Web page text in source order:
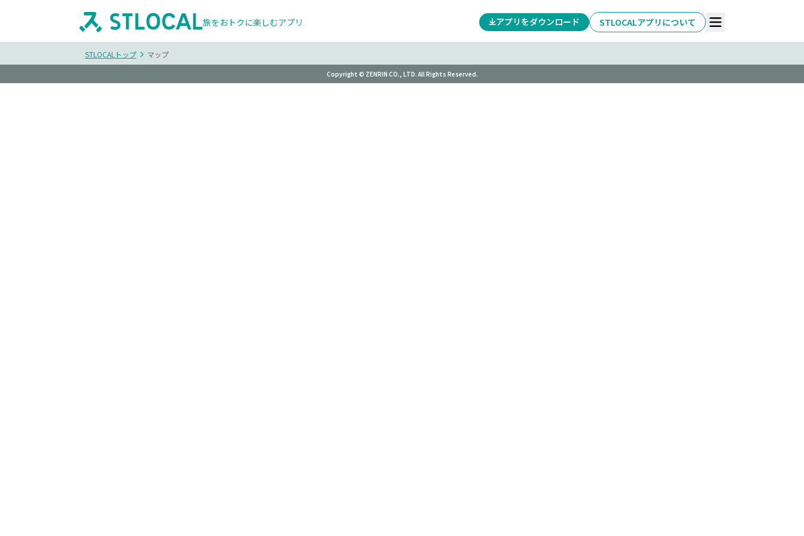
旅をおトクに楽しむアプリ アプリをダウンロード STLOCALアプリについて
STLOCALトップ マップ
Copyright © ZENRIN CO., LTD. All Rights Reserved.